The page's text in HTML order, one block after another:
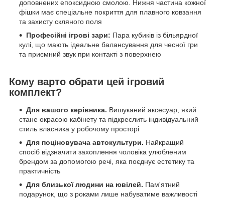
доповнених епоксидною смолою. Нижня частина кожної
фішки має спеціальне покриття для плавного ковзання
та захисту скляного поля
Професійні ігрові зари: Пара кубиків із більярдної
кулі, що мають ідеальне балансування для чесної гри
та приємний звук при контакті з поверхнею
Кому варто обрати цей ігровий
комплект?
Для вашого керівника. Вишуканий аксесуар, який
стане окрасою кабінету та підкреслить індивідуальний
стиль власника у робочому просторі
Для поціновувача автокультури. Найкращий
спосіб відзначити захоплення чоловіка улюбленим
брендом за допомогою речі, яка поєднує естетику та
практичність
Для близької людини на ювілей. Пам'ятний
подарунок, що з роками лише набуватиме важливості